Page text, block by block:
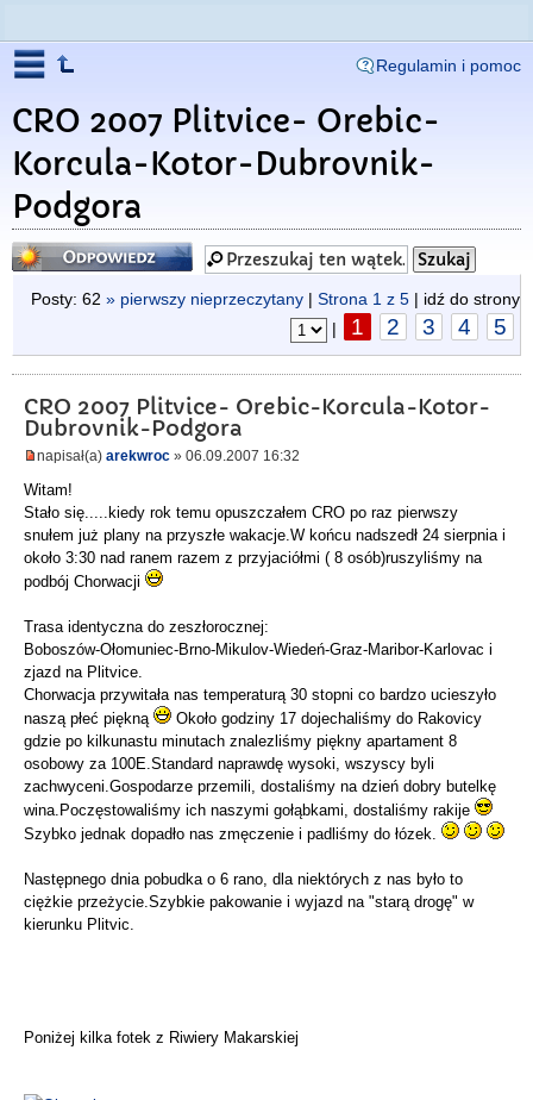
Regulamin i pomoc
CRO 2007 Plitvice- Orebic-
Korcula-Kotor-Dubrovnik-
Podgora
Odpowiedz
Posty: 62 » pierwszy nieprzeczytany | Strona 1 z 5 | idź do strony
|
1 2 3 4 5
CRO 2007 Plitvice- Orebic-Korcula-Kotor-
Dubrovnik-Podgora
napisał(a) arekwroc » 06.09.2007 16:32
Witam!
Stało się.....kiedy rok temu opuszczałem CRO po raz pierwszy
snułem już plany na przyszłe wakacje.W końcu nadszedł 24 sierpnia i
około 3:30 nad ranem razem z przyjaciółmi ( 8 osób)ruszyliśmy na
podbój Chorwacji
Trasa identyczna do zeszłorocznej:
Boboszów-Ołomuniec-Brno-Mikulov-Wiedeń-Graz-Maribor-Karlovac i
zjazd na Plitvice.
Chorwacja przywitała nas temperaturą 30 stopni co bardzo ucieszyło
naszą płeć piękną
Około godziny 17 dojechaliśmy do Rakovicy
gdzie po kilkunastu minutach znalezliśmy piękny apartament 8
osobowy za 100E.Standard naprawdę wysoki, wszyscy byli
zachwyceni.Gospodarze przemili, dostaliśmy na dzień dobry butelkę
wina.Poczęstowaliśmy ich naszymi gołąbkami, dostaliśmy rakije
Szybko jednak dopadło nas zmęczenie i padliśmy do łózek.
Następnego dnia pobudka o 6 rano, dla niektórych z nas było to
ciężkie przeżycie.Szybkie pakowanie i wyjazd na "starą drogę" w
kierunku Plitvic.
Poniżej kilka fotek z Riwiery Makarskiej